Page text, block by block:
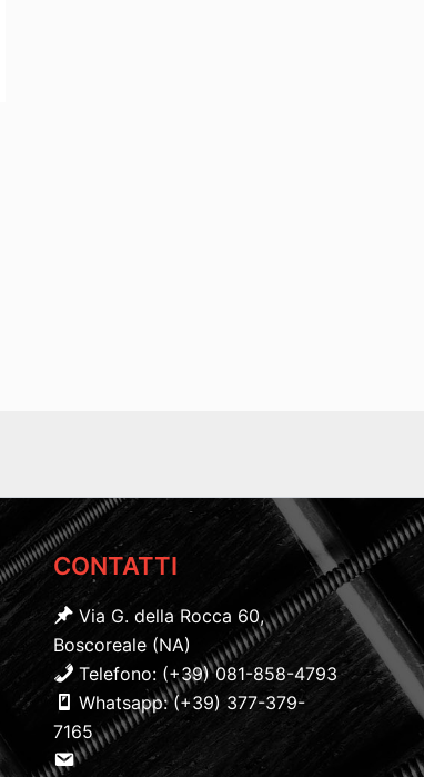
CONTATTI
Via G. della Rocca 60,
Boscoreale (NA)
Telefono: (+39) 081-858-4793
Whatsapp: (+39) 377-379-
7165